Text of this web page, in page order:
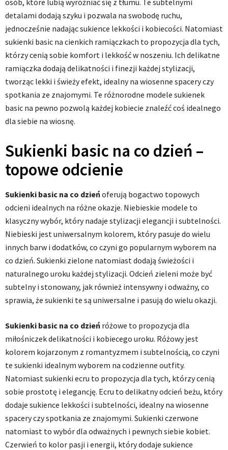
osób, które lubią wyróżniać się z tłumu. Te subtelnymi
detalami dodają szyku i pozwala na swobodę ruchu,
jednocześnie nadając sukience lekkości i kobiecości. Natomiast
sukienki basic na cienkich ramiączkach to propozycja dla tych,
którzy cenią sobie komfort i lekkość w noszeniu. Ich delikatne
ramiączka dodają delikatności i finezji każdej stylizacji,
tworząc lekki i świeży efekt, idealny na wiosenne spacery czy
spotkania ze znajomymi. Te różnorodne modele sukienek
basic na pewno pozwolą każdej kobiecie znaleźć coś idealnego
dla siebie na wiosnę.
Sukienki basic na co dzień –
topowe odcienie
Sukienki basic na co dzieńoferują bogactwo topowych
odcieni idealnych na różne okazje. Niebieskie modele to
klasyczny wybór, który nadaje stylizacji elegancji i subtelności.
Niebieski jest uniwersalnym kolorem, który pasuje do wielu
innych barw i dodatków, co czyni go popularnym wyborem na
co dzień. Sukienki zielone natomiast dodają świeżości i
naturalnego uroku każdej stylizacji. Odcień zieleni może być
subtelny i stonowany, jak również intensywny i odważny, co
sprawia, że sukienki te są uniwersalne i pasują do wielu okazji.
Sukienki basic na co dzień różowe to propozycja dla
miłośniczek delikatności i kobiecego uroku. Różowy jest
kolorem kojarzonym z romantyzmem i subtelnością, co czyni
te sukienki idealnym wyborem na codzienne outfity.
Natomiast sukienki ecru to propozycja dla tych, którzy cenią
sobie prostotę i elegancję. Ecru to delikatny odcień beżu, który
dodaje sukience lekkości i subtelności, idealny na wiosenne
spacery czy spotkania ze znajomymi. Sukienki czerwone
natomiast to wybór dla odważnych i pewnych siebie kobiet.
Czerwień to kolor pasji i energii, który dodaje sukience